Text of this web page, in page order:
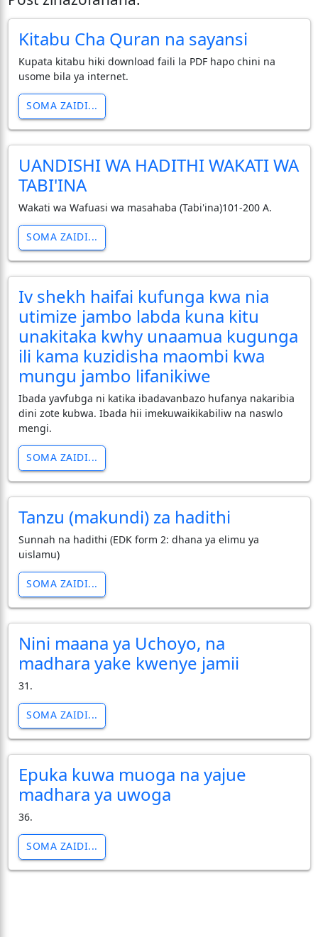
Kitabu Cha Quran na sayansi
Kupata kitabu hiki download faili la PDF hapo chini na
usome bila ya internet.
SOMA ZAIDI...
UANDISHI WA HADITHI WAKATI WA
TABI'INA
Wakati wa Wafuasi wa masahaba (Tabi'ina)101-200 A.
SOMA ZAIDI...
Iv shekh haifai kufunga kwa nia
utimize jambo labda kuna kitu
unakitaka kwhy unaamua kugunga
ili kama kuzidisha maombi kwa
mungu jambo lifanikiwe
Ibada yavfubga ni katika ibadavanbazo hufanya nakaribia
dini zote kubwa. Ibada hii imekuwaikikabiliw na naswlo
mengi.
SOMA ZAIDI...
Tanzu (makundi) za hadithi
Sunnah na hadithi (EDK form 2: dhana ya elimu ya
uislamu)
SOMA ZAIDI...
Nini maana ya Uchoyo, na
madhara yake kwenye jamii
31.
SOMA ZAIDI...
Epuka kuwa muoga na yajue
madhara ya uwoga
36.
SOMA ZAIDI...